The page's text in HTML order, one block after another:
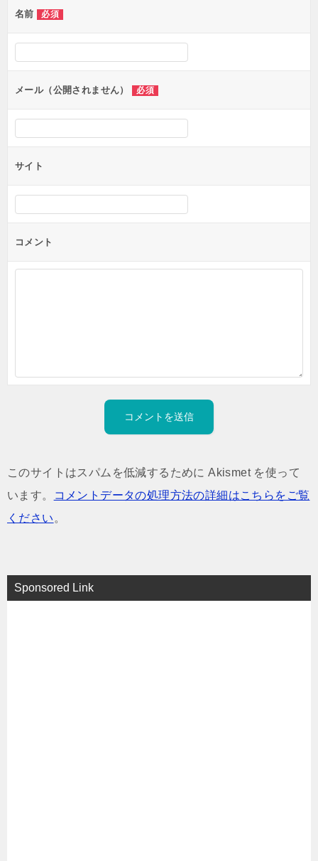
ー
シ
ョ
ン
名前 必須
メール（公開されません） 必須
サイト
コメント
このサイトはスパムを低減するために Akismet を使って
います。
コメントデータの処理方法の詳細はこちらをご覧
ください 。
Sponsored Link